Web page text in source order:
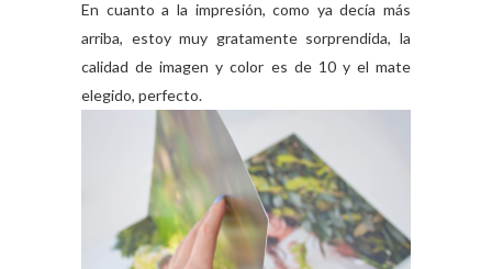
En cuanto a la impresión, como ya decía más
arriba, estoy muy gratamente sorprendida, la
calidad de imagen y color es de 10 y el mate
elegido, perfecto.